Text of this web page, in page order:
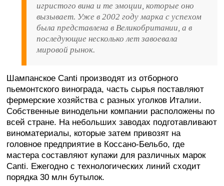
игристого вина и те эмоции, которые оно
вызывает. Уже в 2002 году марка с успехом
была представлена в Великобритании, а в
последующие несколько лет завоевала
мировой рынок.
Шампанское Canti производят из отборного
пьемонтского винограда, часть сырья поставляют
фермерские хозяйства с разных уголков Италии.
Собственные винодельни компании расположены по
всей стране. На небольших заводах подготавливают
виноматериалы, которые затем привозят на
головное предприятие в Коссано-Бельбо, где
мастера составляют купажи для различных марок
Canti. Ежегодно с технологических линий сходит
порядка 30 млн бутылок.